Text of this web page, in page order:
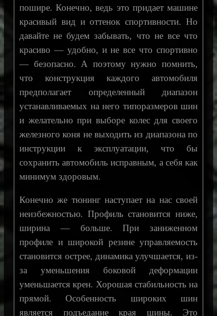
пошире. Конечно, ведь это придает машине
красивый вид и оттенок спортивности. Но
давайте не будем забывать, что не все что
красиво — удобно, и не все что спортивно
— безопасно. А поэтому нужно помнить,
что конструкция каждого автомобиля
предполагает определенный диапазон
устанавливаемых на него типоразмеров шин
и желательно при выборе колес для своего
железного коня не выходить из диапазона по
инструкции к эксплуатации, что бы
сохранить автомобиль исправным, а себя как
минимум здоровым.
Конечно же тюнинг наступает на нас своей
неизбежностью. Профиль становится ниже,
ширина — больше. При заниженном
профиле и широкой резине управляемость
становится острее, динамика улучшается, из-
за уменьшения боковой деформации
уменьшается крен. Хорошая стабильность на
прямой. Особенность широких шин
является подъедание края шины. Это